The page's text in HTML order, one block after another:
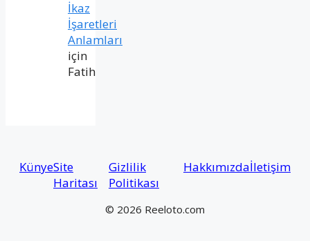
İkaz
İşaretleri
Anlamları
için
Fatih
© 2026 Reeloto.com
KünyeSite
Haritası
Gizlilik
Politikası
Hakkımızdaİletişim